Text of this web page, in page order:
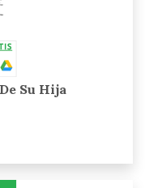
Su Hija